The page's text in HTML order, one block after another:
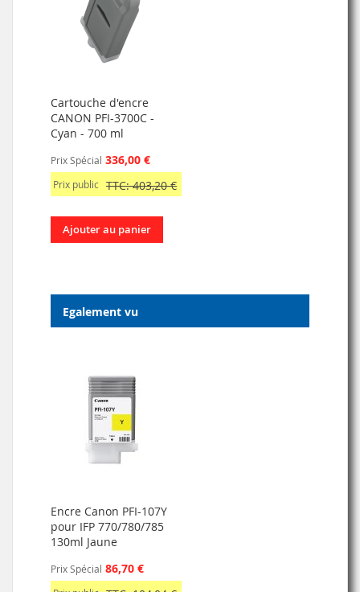
Cartouche d'encre
CANON PFI-3700C -
Cyan - 700 ml
Prix Spécial 336,00 €
Prix public TTC: 403,20 €
Ajouter au panier
Egalement vu
Encre Canon PFI-107Y
pour IFP 770/780/785
130ml Jaune
Prix Spécial 86,70 €